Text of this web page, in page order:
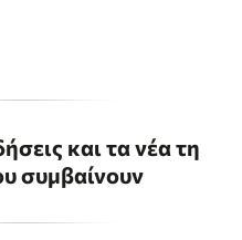
και τα νέα τη
συμβαίνουν